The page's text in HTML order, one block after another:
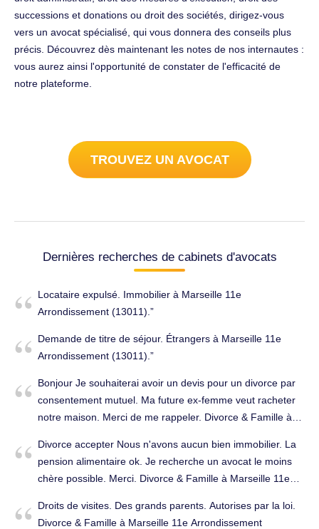
successions et donations ou droit des sociétés, dirigez-vous
vers un avocat spécialisé, qui vous donnera des conseils plus
précis. Découvrez dès maintenant les notes de nos internautes :
vous aurez ainsi l'opportunité de constater de l'efficacité de
notre plateforme.
TROUVEZ UN AVOCAT
Dernières recherches de cabinets d'avocats
Locataire expulsé. Immobilier à Marseille 11e
Arrondissement (13011).
Demande de titre de séjour. Étrangers à Marseille 11e
Arrondissement (13011).
Bonjour Je souhaiterai avoir un devis pour un divorce par
consentement mutuel. Ma future ex-femme veut racheter
notre maison. Merci de me rappeler. Divorce & Famille à
Divorce accepter Nous n'avons aucun bien immobilier. La
pension alimentaire ok. Je recherche un avocat le moins
chère possible. Merci. Divorce & Famille à Marseille 11e
Droits de visites. Des grands parents. Autorises par la loi.
Divorce & Famille à Marseille 11e Arrondissement